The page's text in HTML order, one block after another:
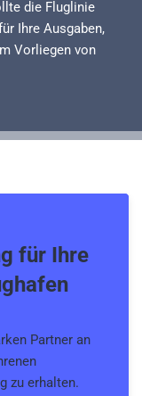
die Fluglinie
Ihre Ausgaben,
Vorliegen von
für Ihre
Partner an
zu erhalten.